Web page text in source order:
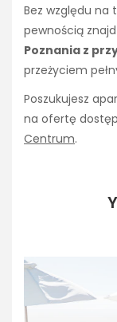
Bez względu na
pewnością
Poznania z
przeżyciem
Poszukujesz
na ofertę
Centrum.